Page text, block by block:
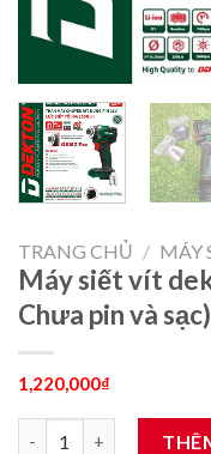
TRANG CHỦ / MÁY
Máy siết vít
Chưa pin và sạc)
1,220,000₫
Máy siết vít dekton